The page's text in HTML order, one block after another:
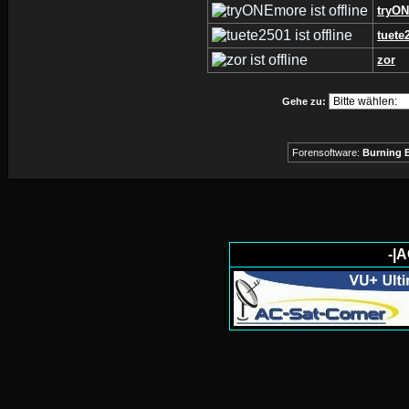
zor
Gehe zu:
Forensoftware: Burning
-